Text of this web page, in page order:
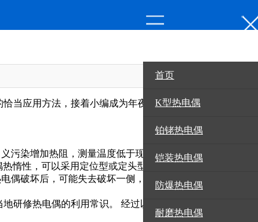
首页
K型热电偶
铂铑热电偶
铠装热电偶
防爆热电偶
耐磨热电偶
当应用方法，接着小编成为年夜家具体先容的几个热电
污染增加热阻，测量温度低于现实温度
惰性，可以采用定位型或定头型的热电偶
偶破坏后，可能失去破坏一侧，测量一侧和基准一侧调
研修热电偶的利用常识。 经过以上过程，人们在应用热